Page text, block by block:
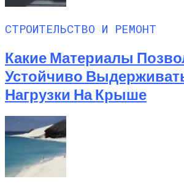
СТРОИТЕЛЬСТВО И РЕМОНТ
Какие Материалы
Устойчиво
Нагрузки На Крыше